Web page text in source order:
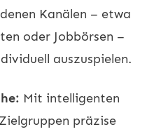
Kanälen – etwa
oder Jobbörsen –
auszuspielen.
Mit intelligenten
präzise